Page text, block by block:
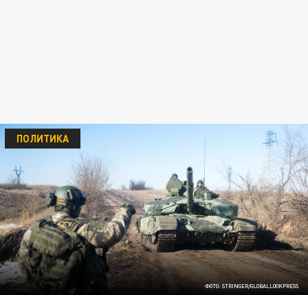
ФОТО: STRINGER/GLOBALLOOKPRESS
ПОЛИТИКА